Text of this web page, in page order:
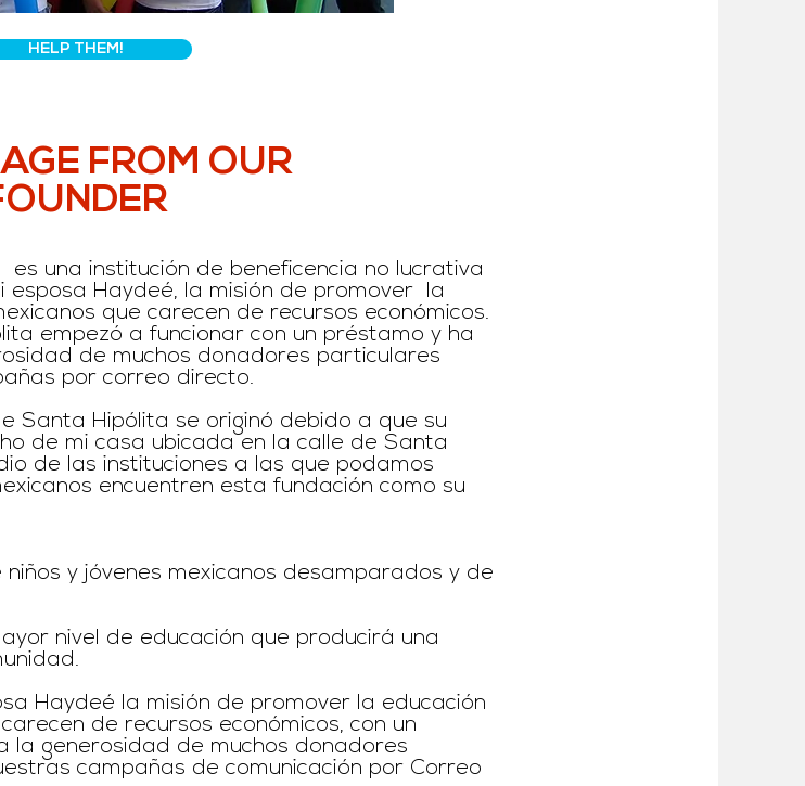
HELP THEM!
FROM OUR
una institución de beneficencia no lucrativa
esposa Haydeé, la misión de promover la
que carecen de recursos económicos.
empezó a funcionar con un préstamo y ha
de muchos donadores particulares
por correo directo.
Santa Hipólita se originó debido a que su
de mi casa ubicada en la calle de Santa
de las instituciones a las que podamos
encuentren esta fundación como su
niños y jóvenes mexicanos desamparados y de
nivel de educación que producirá una
Haydeé la misión de promover la educación
de recursos económicos, con un
la generosidad de muchos donadores
campañas de comunicación por Correo